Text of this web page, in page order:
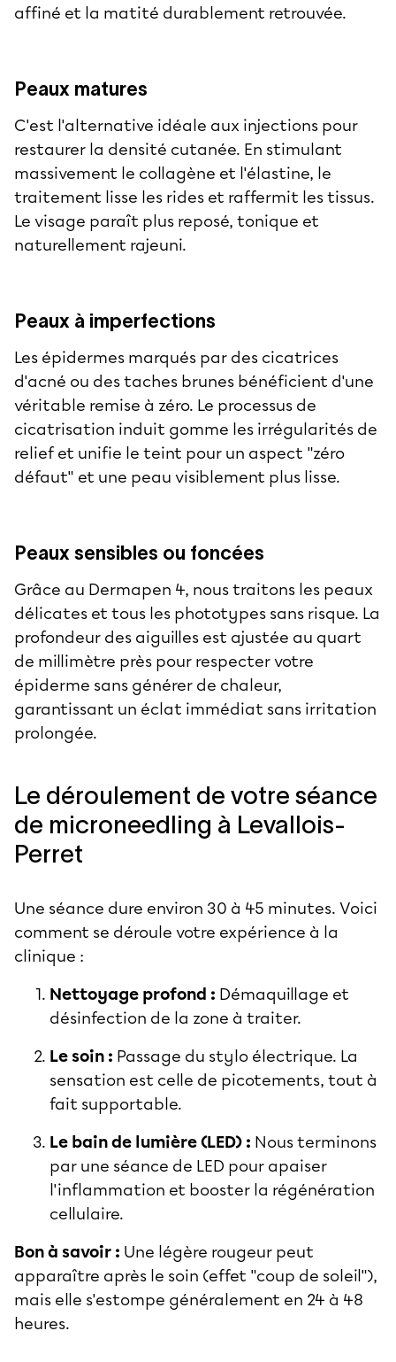
affiné et la matité durablement retrouvée.
Peaux matures
C'est l'alternative idéale aux injections pour
restaurer la densité cutanée. En stimulant
massivement le collagène et l'élastine, le
traitement lisse les rides et raffermit les tissus.
Le visage paraît plus reposé, tonique et
naturellement rajeuni.
Peaux à imperfections
Les épidermes marqués par des cicatrices
d'acné ou des taches brunes bénéficient d'une
véritable remise à zéro. Le processus de
cicatrisation induit gomme les irrégularités de
relief et unifie le teint pour un aspect "zéro
défaut" et une peau visiblement plus lisse.
Peaux sensibles ou foncées
Grâce au Dermapen 4, nous traitons les peaux
délicates et tous les phototypes sans risque. La
profondeur des aiguilles est ajustée au quart
de millimètre près pour respecter votre
épiderme sans générer de chaleur,
garantissant un éclat immédiat sans irritation
prolongée.
Le déroulement de votre séance
de microneedling à Levallois-
Perret
Une séance dure environ 30 à 45 minutes. Voici
comment se déroule votre expérience à la
clinique :
Nettoyage profond : Démaquillage et
désinfection de la zone à traiter.
Le soin : Passage du stylo électrique. La
sensation est celle de picotements, tout à
fait supportable.
Le bain de lumière (LED) : Nous terminons
par une séance de LED pour apaiser
l'inflammation et booster la régénération
cellulaire.
Bon à savoir : Une légère rougeur peut
apparaître après le soin (effet "coup de soleil"),
mais elle s'estompe généralement en 24 à 48
heures.